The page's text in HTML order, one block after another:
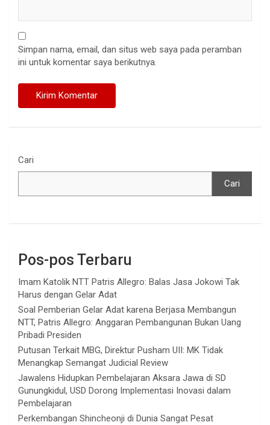
Simpan nama, email, dan situs web saya pada peramban
ini untuk komentar saya berikutnya.
Cari
Cari
Pos-pos Terbaru
Imam Katolik NTT Patris Allegro: Balas Jasa Jokowi Tak
Harus dengan Gelar Adat
Soal Pemberian Gelar Adat karena Berjasa Membangun
NTT, Patris Allegro: Anggaran Pembangunan Bukan Uang
Pribadi Presiden
Putusan Terkait MBG, Direktur Pusham UII: MK Tidak
Menangkap Semangat Judicial Review
Jawalens Hidupkan Pembelajaran Aksara Jawa di SD
Gunungkidul, USD Dorong Implementasi Inovasi dalam
Pembelajaran
Perkembangan Shincheonji di Dunia Sangat Pesat